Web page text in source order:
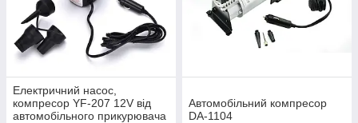
Електричний насос,
компресор YF-207 12V від
автомобільного прикурювача
Автомобільний компресор
DA-1104